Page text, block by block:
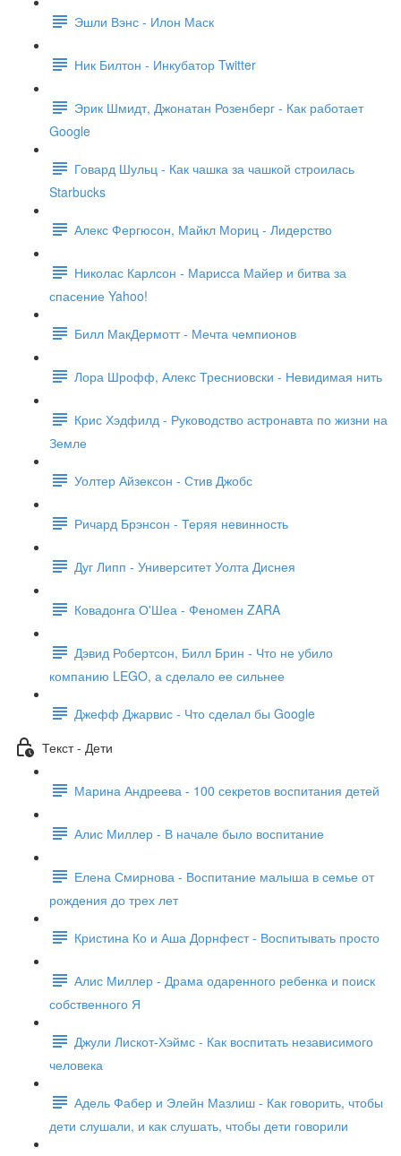
Эшли Вэнс - Илон Маск
Ник Билтон - Инкубатор Twitter
Эрик Шмидт, Джонатан Розенберг - Как работает
Google
Говард Шульц - Как чашка за чашкой строилась
Starbucks
Алекс Фергюсон, Майкл Мориц - Лидерство
Николас Карлсон - Марисса Майер и битва за
спасение Yahoo!
Билл МакДермотт - Мечта чемпионов
Лора Шрофф, Алекс Тресниовски - Невидимая нить
Крис Хэдфилд - Руководство астронавта по жизни на
Земле
Уолтер Айзексон - Стив Джобс
Ричард Брэнсон - Теряя невинность
Дуг Липп - Университет Уолта Диснея
Ковадонга О'Шеа - Феномен ZARA
Дэвид Робертсон, Билл Брин - Что не убило
компанию LEGO, а сделало ее сильнее
Джефф Джарвис - Что сделал бы Google
Текст - Дети
Марина Андреева - 100 секретов воспитания детей
Алис Миллер - В начале было воспитание
Елена Смирнова - Воспитание малыша в семье от
рождения до трех лет
Кристина Ко и Аша Дорнфест - Воспитывать просто
Алис Миллер - Драма одаренного ребенка и поиск
собственного Я
Джули Лискот-Хэймс - Как воспитать независимого
человека
Адель Фабер и Элейн Мазлиш - Как говорить, чтобы
дети слушали, и как слушать, чтобы дети говорили